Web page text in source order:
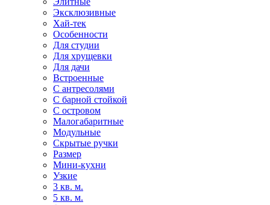
Эксклюзивные
Хай-тек
Особенности
Для студии
Для хрущевки
Для дачи
Встроенные
С антресолями
С барной стойкой
С островом
Малогабаритные
Модульные
Скрытые ручки
Размер
Мини-кухни
Узкие
3 кв. м.
5 кв. м.